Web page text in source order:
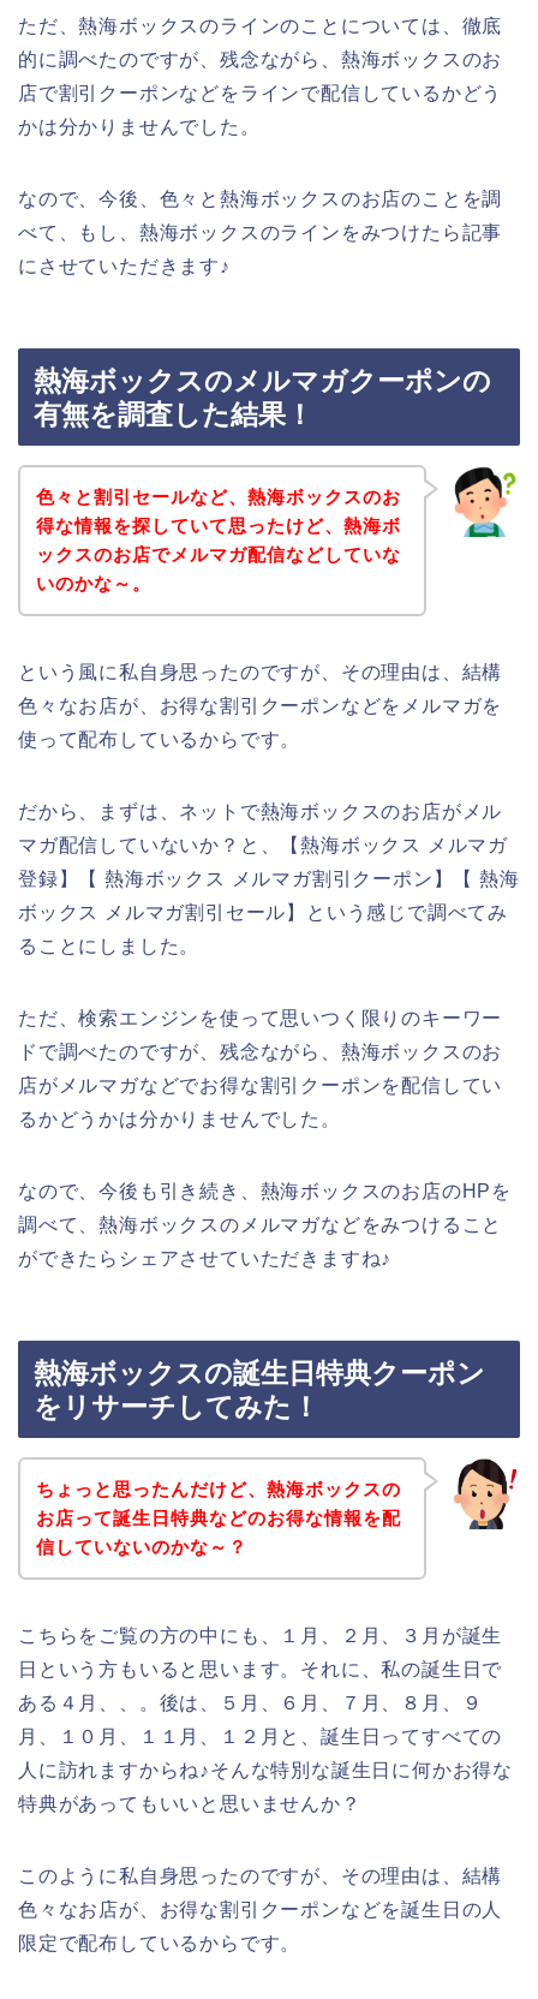
ただ、熱海ボックスのラインのことについては、徹底
的に調べたのですが、残念ながら、熱海ボックスのお
店で割引クーポンなどをラインで配信しているかどう
かは分かりませんでした。
なので、今後、色々と熱海ボックスのお店のことを調
べて、もし、熱海ボックスのラインをみつけたら記事
にさせていただきます♪
熱海ボックスのメルマガクーポンの
有無を調査した結果！
色々と割引セールなど、熱海ボックスのお
得な情報を探していて思ったけど、熱海ボ
ックスのお店でメルマガ配信などしていな
いのかな～。
という風に私自身思ったのですが、その理由は、結構
色々なお店が、お得な割引クーポンなどをメルマガを
使って配布しているからです。
だから、まずは、ネットで熱海ボックスのお店がメル
マガ配信していないか？と、【熱海ボックス メルマガ
登録】【 熱海ボックス メルマガ割引クーポン】【 熱海
ボックス メルマガ割引セール】という感じで調べてみ
ることにしました。
ただ、検索エンジンを使って思いつく限りのキーワー
ドで調べたのですが、残念ながら、熱海ボックスのお
店がメルマガなどでお得な割引クーポンを配信してい
るかどうかは分かりませんでした。
なので、今後も引き続き、熱海ボックスのお店のHPを
調べて、熱海ボックスのメルマガなどをみつけること
ができたらシェアさせていただきますね♪
熱海ボックスの誕生日特典クーポン
をリサーチしてみた！
ちょっと思ったんだけど、熱海ボックスの
お店って誕生日特典などのお得な情報を配
信していないのかな～？
こちらをご覧の方の中にも、１月、２月、３月が誕生
日という方もいると思います。それに、私の誕生日で
ある４月、、。後は、５月、６月、７月、８月、９
月、１０月、１１月、１２月と、誕生日ってすべての
人に訪れますからね♪そんな特別な誕生日に何かお得な
特典があってもいいと思いませんか？
このように私自身思ったのですが、その理由は、結構
色々なお店が、お得な割引クーポンなどを誕生日の人
限定で配布しているからです。